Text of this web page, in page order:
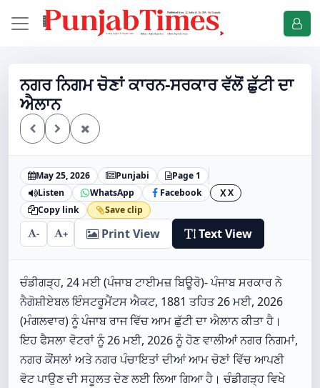
ਨਗਰ ਨਿਗਮ ਚੋਣਾਂ ਕਾਰਨ-ਸਰਕਾਰ ਵੱਲੋਂ ਛੁੱਟੀ ਦਾ
ਐਲਾਨ
May 25, 2026 Punjabi
Page 1
Listen
WhatsApp Facebook X X
Copy link
Save clip
- + Print View Text View
ਚੰਡੀਗੜ੍ਹ, 24 ਮਈ (ਪੰਜਾਬ ਟਾਈਮਜ਼ ਬਿਊਰੋ)- ਪੰਜਾਬ ਸਰਕਾਰ ਨੇ
ਨੈਗੋਸ਼ੀਏਬਲ ਇੰਸਟਰੂਮੈਂਟਸ ਐਕਟ, 1881 ਤਹਿਤ 26 ਮਈ, 2026
(ਮੰਗਲਵਾਰ) ਨੂੰ ਪੰਜਾਬ ਰਾਜ ਵਿੱਚ ਆਮ ਛੁੱਟੀ ਦਾ ਐਲਾਨ ਕੀਤਾ ਹੈ।
ਇਹ ਫੈਸਲਾ ਵੋਟਰਾਂ ਨੂੰ 26 ਮਈ, 2026 ਨੂੰ ਹੋਣ ਵਾਲੀਆਂ ਨਗਰ ਨਿਗਮਾਂ,
ਨਗਰ ਕੌਂਸਲਾਂ ਅਤੇ ਨਗਰ ਪੰਚਾਇਤਾਂ ਦੀਆਂ ਆਮ ਚੋਣਾਂ ਵਿੱਚ ਆਪਣੀ
ਵੋਟ ਪਾਉਣ ਦੀ ਸਹੂਲਤ ਦੇਣ ਲਈ ਲਿਆ ਗਿਆ ਹੈ। ਚੰਡੀਗੜ੍ਹ ਵਿਖੇ